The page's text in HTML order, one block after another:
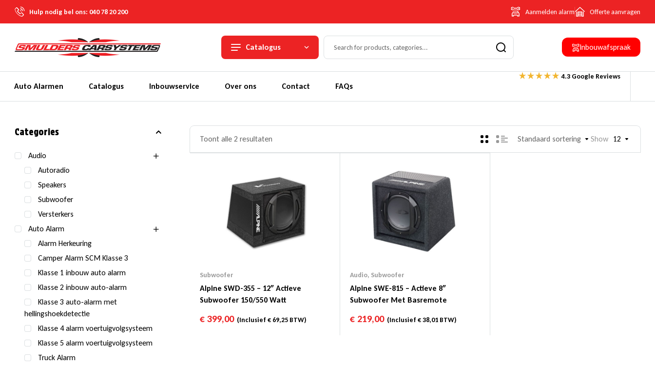
Hulp nodig bel ons: 040 78 20 200 Aanmelden alarm Offerte aanvragen
Catalogus Inbouwafspraak
Auto Alarmen Catalogus Inbouwservice Over ons Contact FAQs
4.3 Google Reviews
Toont alle 2 resultaten Standaard sortering Show 12
Subwoofer
Alpine SWD-355 – 12″ Actieve
Subwoofer 150/550 Watt
€ 399,00(Inclusief € 69,25 BTW)
Audio, Subwoofer
Alpine SWE-815 – Actieve 8″
Subwoofer Met Basremote
€ 219,00(Inclusief €38,01 BTW)
Categories
Audio
Autoradio
Speakers
Subwoofer
Versterkers
Auto Alarm
Alarm Herkeuring
Camper Alarm SCM Klasse 3
Klasse 1 inbouw auto alarm
Klasse 2 inbouw auto-alarm
Klasse 3 auto-alarm met
hellingshoekdetectie
Klasse 4 alarm voertuigvolgsysteem
Klasse 5 alarm voertuigvolgsysteem
Truck Alarm